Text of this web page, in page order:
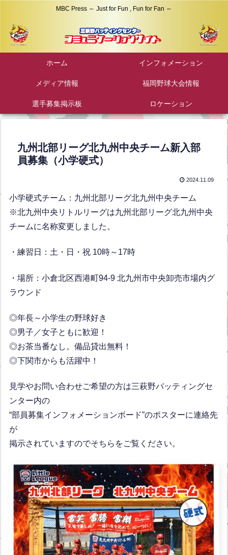
MBC Press ～ Just for Fun , Fun for Fan ～
ホーム インフォメーション
メディア情報 福岡野球大会情報
選手募集掲示板 ロケーション
九州北部リーグ北九州中央チーム新入部
員募集（小学硬式）
2024.11.09
小学硬式チーム：九州北部リーグ北九州中央チーム
※北九州中央リトルリーグは九州北部リーグ北九州中央
チームに名称変更しました。
・練習日：土・日・祝 10時～17時
・場所：小倉北区西港町94-9 北九州市中央卸売市場内グ
ラウンド
◎年長～小学生の野球好き
◎男子／女子ともに歓迎！
◎お茶当番なし。備品貸出無料！
◎下関市からも活躍中！
見学やお問い合わせご希望の方は三萩野バッティングセ
ンター内の
“部員募集インフォメーションボード”のポスターに連絡先
が
掲示されていますのでそちらをご覧ください。